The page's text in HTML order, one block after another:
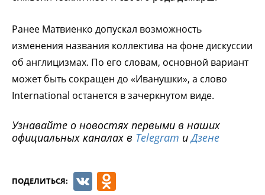
Ранее Матвиенко допускал возможность
изменения названия коллектива на фоне дискуссии
об англицизмах. По его словам, основной вариант
может быть сокращен до «Иванушки», а слово
International останется в зачеркнутом виде.
Узнавайте о новостях первыми в наших
официальных каналах в Telegram иДзене
ПОДЕЛИТЬСЯ: VK